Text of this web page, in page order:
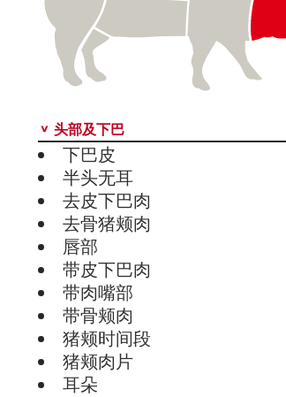
头部及下巴
下巴皮
半头无耳
去皮下巴肉
去骨猪颊肉
唇部
带皮下巴肉
带肉嘴部
带骨颊肉
猪颊时间段
猪颊肉片
耳朵